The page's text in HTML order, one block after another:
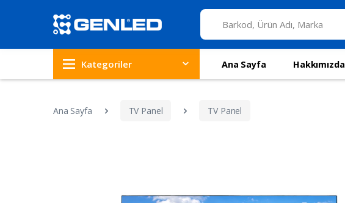
Kategoriler Ana Sayfa Hakkımızda
Ana Sayfa TV Panel TV Panel